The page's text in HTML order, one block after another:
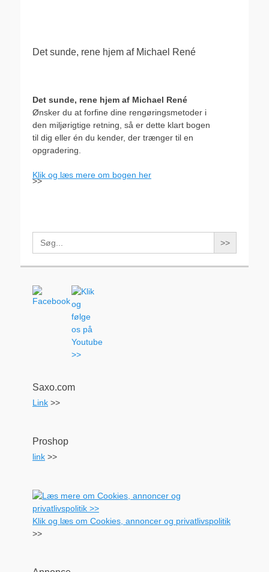
Det sunde, rene hjem af Michael René
Det sunde, rene hjem af Michael René
Ønsker du at forfine dine rengøringsmetoder i
den miljørigtige retning, så er dette klart bogen
til dig eller én du kender, der trænger til en
opgradering.
Klik og læs mere om bogen her
>>
Search
for:
Saxo.com
Link >>
Proshop
link >>
Klik og læs om Cookies, annoncer og privatlivspolitik
>>